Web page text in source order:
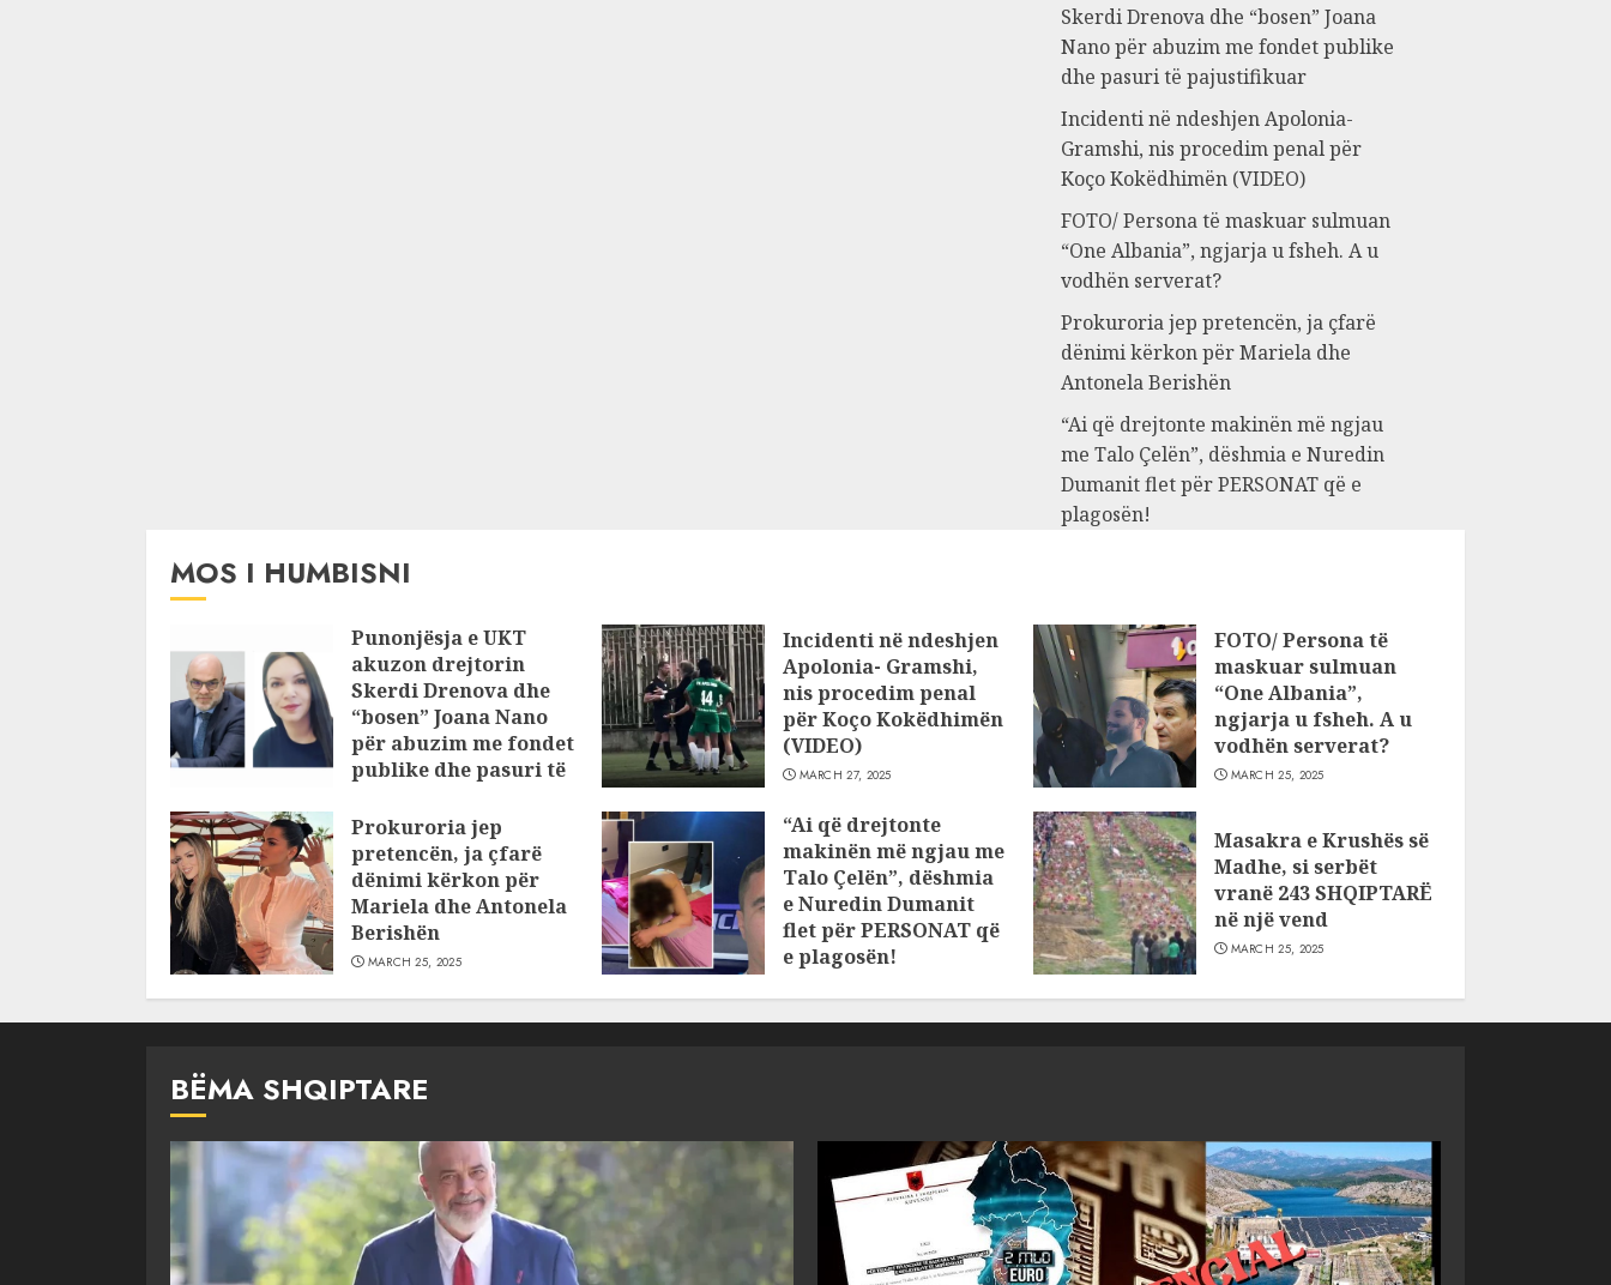
Skerdi Drenova dhe “bosen” Joana
Nano për abuzim me fondet publike
dhe pasuri të pajustifikuar
Incidenti në ndeshjen Apolonia-
Gramshi, nis procedim penal për
Koço Kokëdhimën (VIDEO)
FOTO/ Persona të maskuar sulmuan
“One Albania”, ngjarja u fsheh. A u
vodhën serverat?
Prokuroria jep pretencën, ja çfarë
dënimi kërkon për Mariela dhe
Antonela Berishën
“Ai që drejtonte makinën më ngjau
me Talo Çelën”, dëshmia e Nuredin
Dumanit flet për PERSONAT që e
plagosën!
MOS I HUMBISNI
Punonjësja e UKT
akuzon drejtorin
Skerdi Drenova dhe
“bosen” Joana Nano
për abuzim me fondet
publike dhe pasuri të
JULY 24, 2025
Incidenti në ndeshjen
Apolonia- Gramshi,
nis procedim penal
për Koço Kokëdhimën
(VIDEO)
MARCH 27, 2025
FOTO/ Persona të
maskuar sulmuan
“One Albania”,
ngjarja u fsheh. A u
vodhën serverat?
MARCH 25, 2025
Prokuroria jep
pretencën, ja çfarë
dënimi kërkon për
Mariela dhe Antonela
Berishën
MARCH 25, 2025
“Ai që drejtonte
makinën më ngjau me
Talo Çelën”, dëshmia
e Nuredin Dumanit
flet për PERSONAT që
e plagosën!
Masakra e Krushës së
Madhe, si serbët
vranë 243 SHQIPTARË
në një vend
MARCH 25, 2025
BËMA SHQIPTARE